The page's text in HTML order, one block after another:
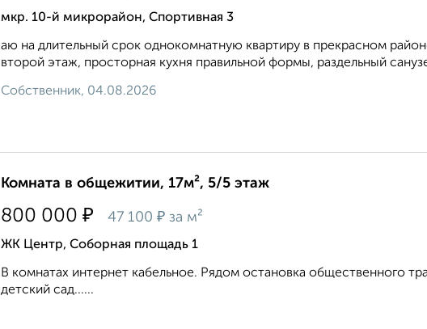
мкр. 10-й микрорайон, Спортивная 3
аю на длительный срок однокомнатную квартиру в прекрасном
второй этаж, просторная кухня правильной формы, раздельный
Собственник, 04.08.2026
Комната в общежитии, 17м², 5/5 этаж
800 000 ₽ 47 100 ₽ за м²
ЖК Центр, Соборная площадь 1
В комнатах интернет кабельное. Рядом остановка общественного
детский сад......